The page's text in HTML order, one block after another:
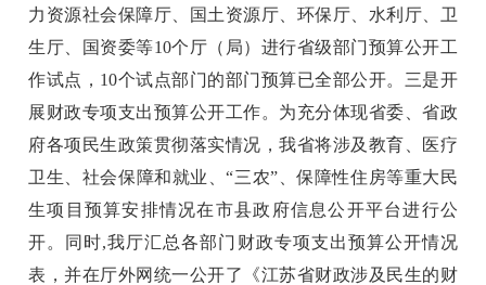
力资源社会保障厅、国土资源厅、环保厅、水利厅、卫
生厅、国资委等10个厅（局）进行省级部门预算公开工
作试点，10个试点部门的部门预算已全部公开。三是开
展财政专项支出预算公开工作。为充分体现省委、省政
府各项民生政策贯彻落实情况，我省将涉及教育、医疗
卫生、社会保障和就业、“三农”、保障性住房等重大民
生项目预算安排情况在市县政府信息公开平台进行公
开。同时,我厅汇总各部门财政专项支出预算公开情况
表，并在厅外网统一公开了《江苏省财政涉及民生的财